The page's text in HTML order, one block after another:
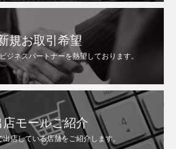
規お取引希望
ジネスパートナーを熱望しております。
店モールご紹介
店している店舗をご紹介します。